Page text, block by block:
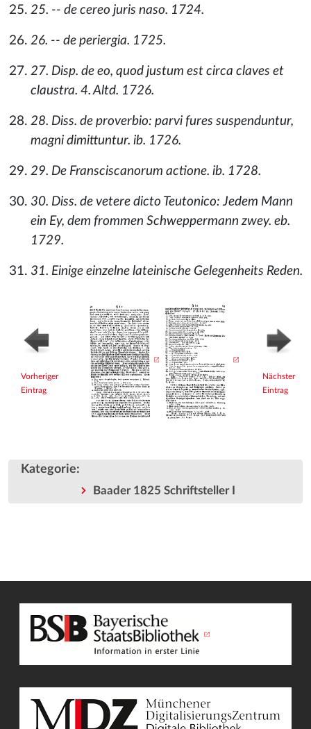
25. -- de cereo juris naso. 1724.
26. -- de periergia. 1725.
27. Disp. de eo, quod justum est circa claves et
claustra. 4. Altd. 1726.
28. Diss. de proverbio: parvi fures suspenduntur,
magni dimittuntur. ib. 1726.
29. De Fransciscanorum actione. ib. 1728.
30. Diss. de vetere dicto Teutonico: Jedem Mann
ein Ey, dem frommen Schweppermann zwey. eb.
1729.
31. Einige einzelne lateinische Gelegenheits Reden.
Vorheriger
Eintrag
Nächster
Eintrag
Kategorie:
Baader 1825 Schriftsteller I